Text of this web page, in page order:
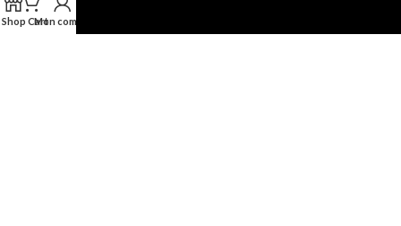
Shop Cart
Mon compte